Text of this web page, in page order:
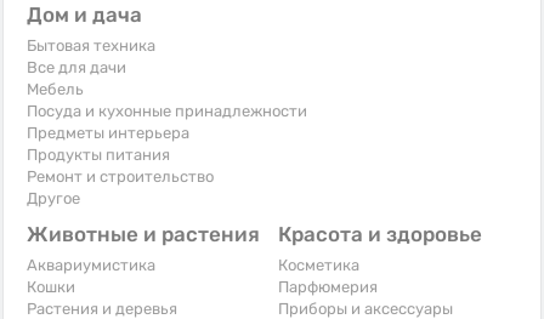
Дом и дача
Бытовая техника
Все для дачи
Мебель
Посуда и кухонные принадлежности
Предметы интерьера
Продукты питания
Ремонт и строительство
Другое
Животные и растения
Аквариумистика
Кошки
Растения и деревья
Красота и здоровье
Косметика
Парфюмерия
Приборы и аксессуары